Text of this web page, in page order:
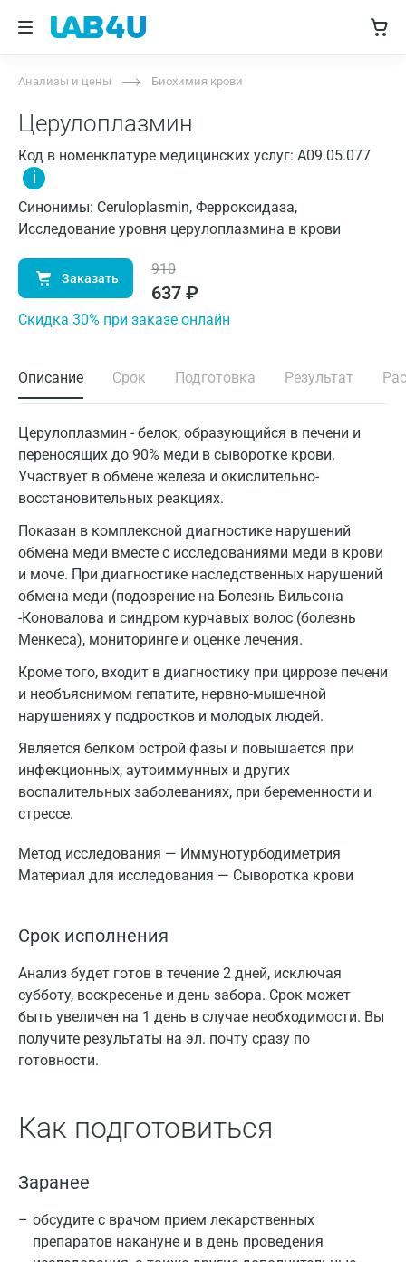
Анализы и цены Биохимия крови
Церулоплазмин
Код в номенклатуре медицинских услуг: A09.05.077
i
Синонимы: Ceruloplasmin, Ферроксидаза,
Исследование уровня церулоплазмина в крови
Заказать
910
637 ₽
Cкидка 30% при заказе онлайн
Описание Срок Подготовка Результат
Церулоплазмин - белок, образующийся в печени и
переносящих до 90% меди в сыворотке крови.
Участвует в обмене железа и окислительно-
восстановительных реакциях.
Показан в комплексной диагностике нарушений
обмена меди вместе с исследованиями меди в крови
и моче. При диагностике наследственных нарушений
обмена меди (подозрение на Болезнь Вильсона
-Коновалова и синдром курчавых волос (болезнь
Менкеса), мониторинге и оценке лечения.
Кроме того, входит в диагностику при циррозе печени
и необъяснимом гепатите, нервно-мышечной
нарушениях у подростков и молодых людей.
Является белком острой фазы и повышается при
инфекционных, аутоиммунных и других
воспалительных заболеваниях, при беременности и
стрессе.
Метод исследования — Иммунотурбодиметрия
Материал для исследования — Сыворотка крови
Срок исполнения
Анализ будет готов в течение 2 дней, исключая
субботу, воскресенье и день забора. Срок может
быть увеличен на 1 день в случае необходимости. Вы
получите результаты на эл. почту сразу по
готовности.
Как подготовиться
Заранее
обсудите с врачом прием лекарственных
препаратов накануне и в день проведения